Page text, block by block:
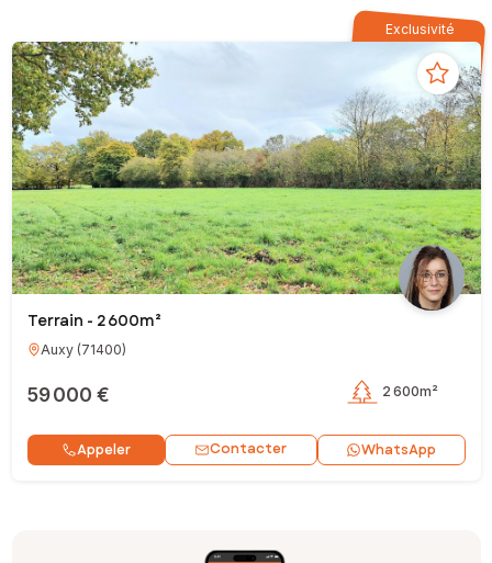
Exclusivité
Terrain - 2 600m²
Auxy(71400)
59 000 € 2 600m²
Appeler Contacter WhatsApp